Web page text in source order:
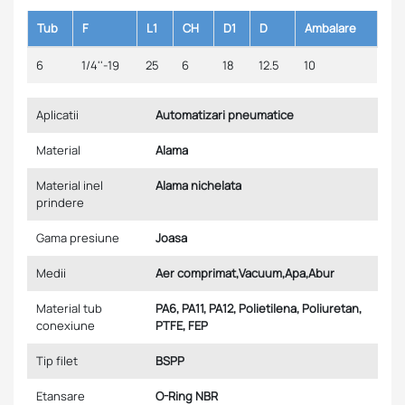
Tub F L1 CH D1 D Ambalare
6 1/4''-19 25 6 18 12.5 10
Aplicatii Automatizari pneumatice
Material Alama
Material inel
prindere
Alama nichelata
Gama presiune Joasa
Medii Aer comprimat,Vacuum,Apa,Abur
Material tub
conexiune
PA6, PA11, PA12, Polietilena, Poliuretan,
PTFE, FEP
Tip filet BSPP
Etansare O-Ring NBR